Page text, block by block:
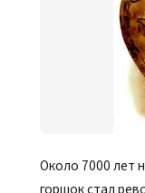
Около 7000 лет